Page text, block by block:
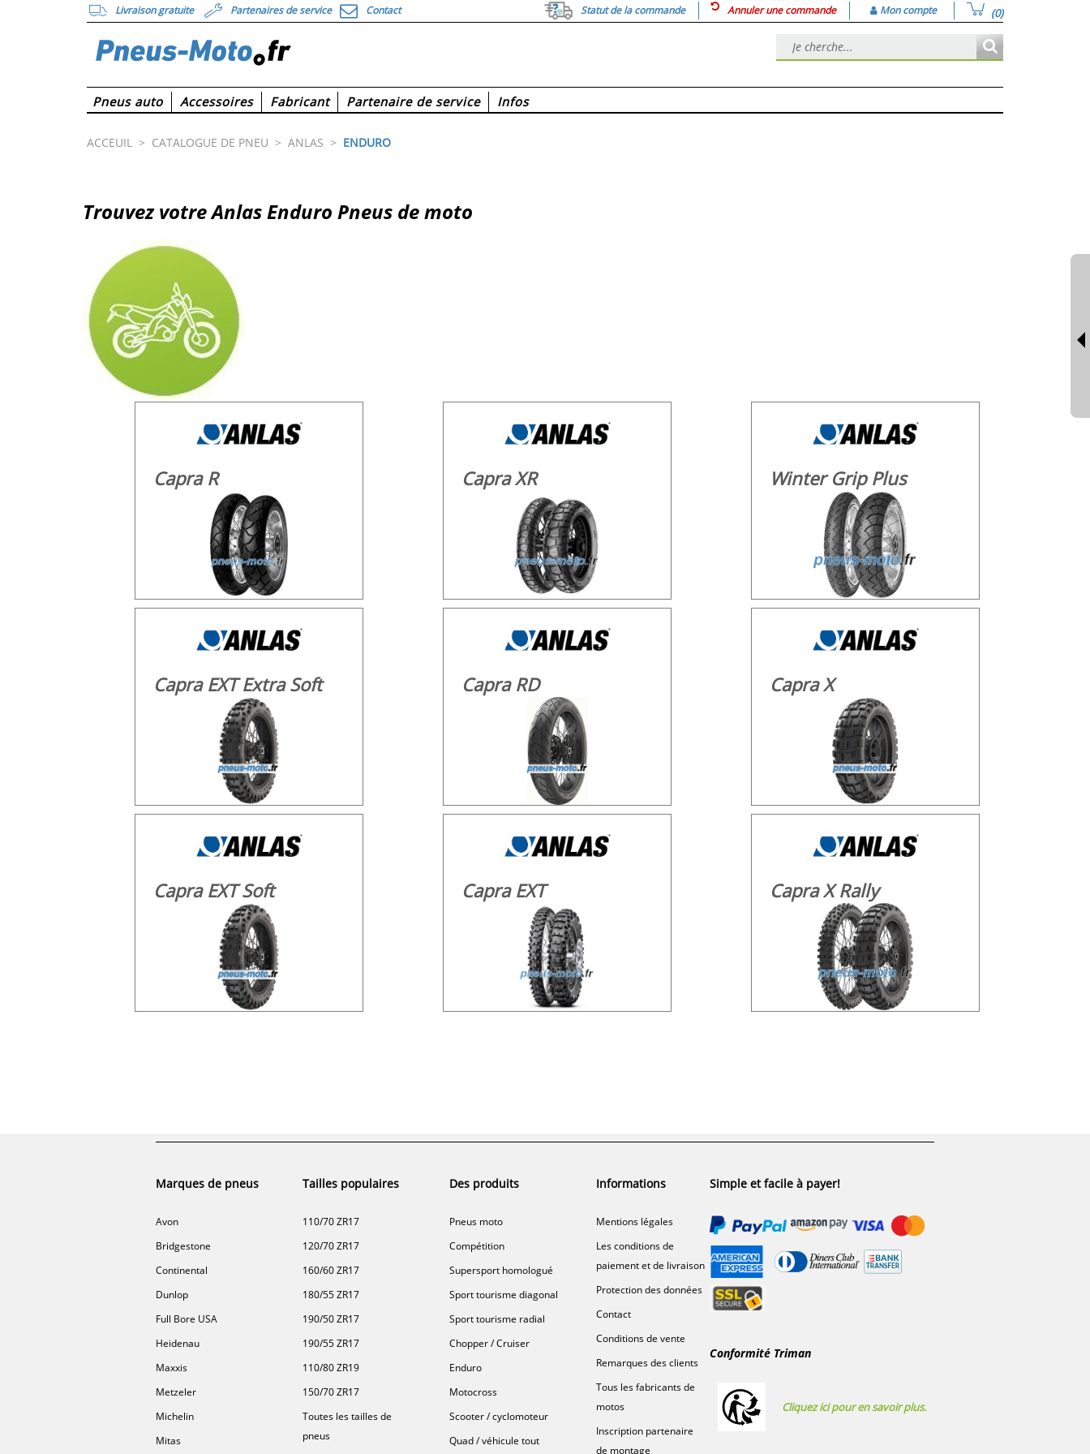
Livraison gratuite Partenaires de service Contact Statut de la commande Annuler une commande Mon compte (0)
Pneus auto Accessoires Fabricant Partenaire de service Infos
ACCEUIL > CATALOGUE DE PNEU > ANLAS > ENDURO
Trouvez votre Anlas Enduro Pneus de moto
Capra R Capra XR Winter Grip Plus
Capra EXT Extra Soft Capra RD Capra X
Capra EXT Soft Capra EXT Capra X Rally
Marques de pneus
Avon
Bridgestone
Continental
Dunlop
Full Bore USA
Heidenau
Maxxis
Metzeler
Michelin
Mitas
Tailles populaires
110/70 ZR17
120/70 ZR17
160/60 ZR17
180/55 ZR17
190/50 ZR17
190/55 ZR17
110/80 ZR19
150/70 ZR17
Toutes les tailles de
pneus
Des produits
Pneus moto
Compétition
Supersport homologué
Sport tourisme diagonal
Sport tourisme radial
Chopper / Cruiser
Enduro
Motocross
Scooter / cyclomoteur
Quad / véhicule tout
Informations
Mentions légales
Les conditions de
paiement et de livraison
Protection des données
Contact
Conditions de vente
Remarques des clients
Tous les fabricants de
motos
Inscription partenaire
de montage
Simple et facile à payer!
Conformité Triman
Cliquez ici pour en savoir plus.